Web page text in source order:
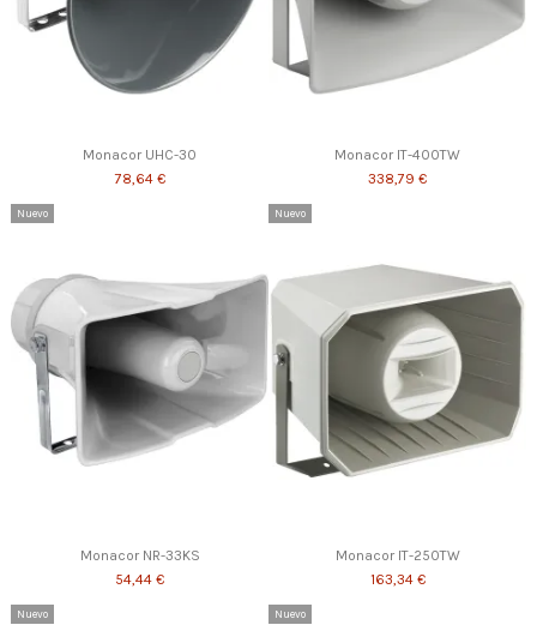
Monacor UHC-30
78,64 €
Monacor IT-400TW
338,79 €
Nuevo
Monacor NR-33KS
54,44 €
Nuevo
Monacor IT-250TW
163,34 €
Nuevo Nuevo